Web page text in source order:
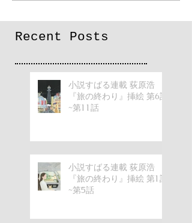
Recent Posts
小説すばる連載 荻原浩
『旅の終わり』挿絵 第6話
~第11話
小説すばる連載 荻原浩
『旅の終わり』挿絵 第1話
~第5話